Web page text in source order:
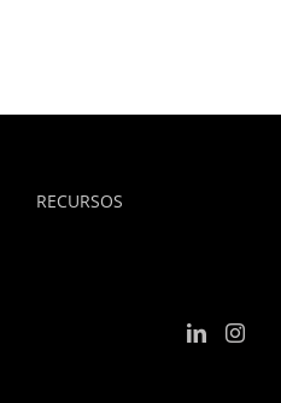
RECURSOS